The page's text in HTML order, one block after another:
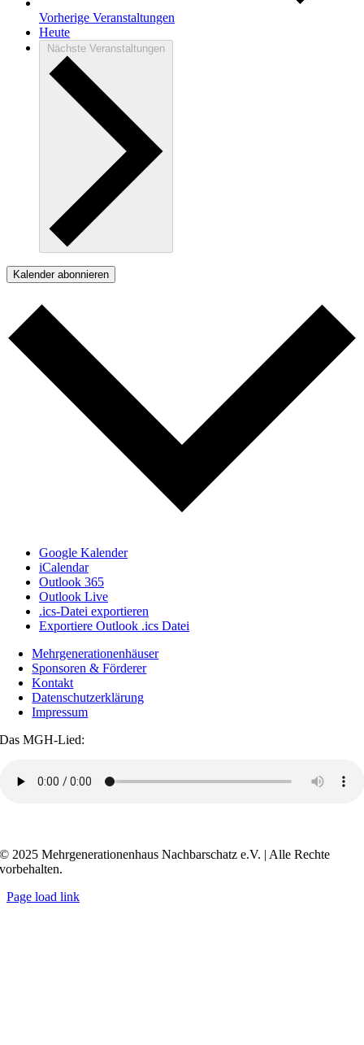
Vorherige Veranstaltungen
Heute
Nächste Veranstaltungen
Kalender abonnieren
Google Kalender
iCalendar
Outlook 365
Outlook Live
.ics-Datei exportieren
Exportiere Outlook .ics Datei
Mehrgenerationenhäuser
Sponsoren & Förderer
Kontakt
Datenschutzerklärung
Impressum
Das MGH-Lied:
© 2025 Mehrgenerationenhaus Nachbarschatz e.V. | Alle Rechte
vorbehalten.
Page load link